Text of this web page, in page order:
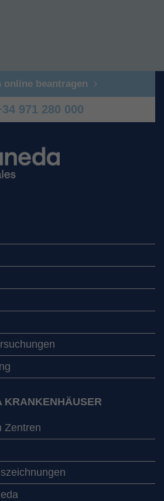
online beantragen
971 280 000
KRANKENHÄUSER
Zentren